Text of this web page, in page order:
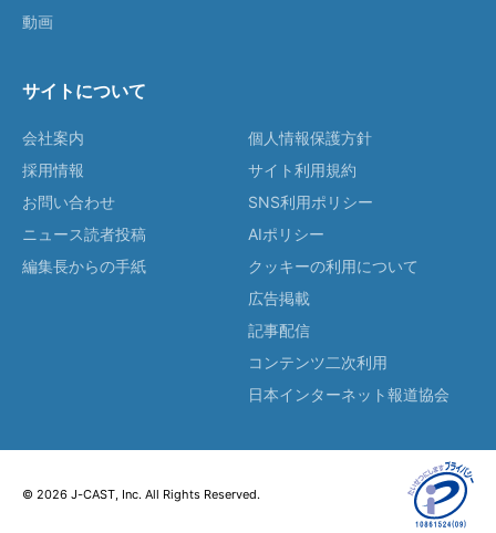
動画
サイトについて
会社案内
採用情報
お問い合わせ
ニュース読者投稿
編集長からの手紙
個人情報保護方針
サイト利用規約
SNS利用ポリシー
AIポリシー
クッキーの利用について
広告掲載
記事配信
コンテンツ二次利用
日本インターネット報道協会
© 2026 J-CAST, Inc. All Rights Reserved.